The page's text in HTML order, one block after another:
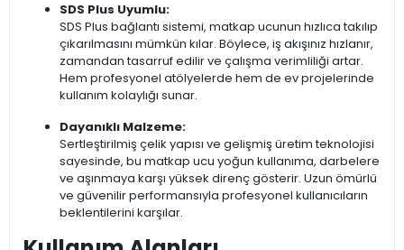
SDS Plus Uyumlu:
SDS Plus bağlantı sistemi, matkap ucunun hızlıca takılıp
çıkarılmasını mümkün kılar. Böylece, iş akışınız hızlanır,
zamandan tasarruf edilir ve çalışma verimliliği artar.
Hem profesyonel atölyelerde hem de ev projelerinde
kullanım kolaylığı sunar.
Dayanıklı Malzeme:
Sertleştirilmiş çelik yapısı ve gelişmiş üretim teknolojisi
sayesinde, bu matkap ucu yoğun kullanıma, darbelere
ve aşınmaya karşı yüksek direnç gösterir. Uzun ömürlü
ve güvenilir performansıyla profesyonel kullanıcıların
beklentilerini karşılar.